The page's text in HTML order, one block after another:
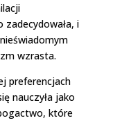
i
wzrasta.
preferencjach
nauczyła jako
które